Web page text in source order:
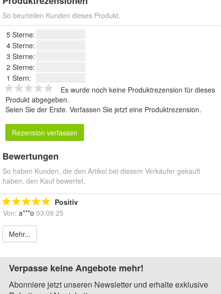
So beurteilen Kunden dieses Produkt.
5 Sterne:
4 Sterne:
3 Sterne:
2 Sterne:
1 Stern:
Es wurde noch keine Produktrezension für dieses
Produkt abgegeben.
Seien Sie der Erste. Verfassen Sie jetzt eine Produktrezension.
Rezension verfassen
Bewertungen
So haben Kunden, die den Artikel bei diesem Verkäufer gekauft
haben, den Kauf bewertet.
Positiv
Von: a***o 03.09.25
Mehr...
Verpasse keine Angebote mehr!
Abonniere jetzt unseren Newsletter und erhalte exklusive